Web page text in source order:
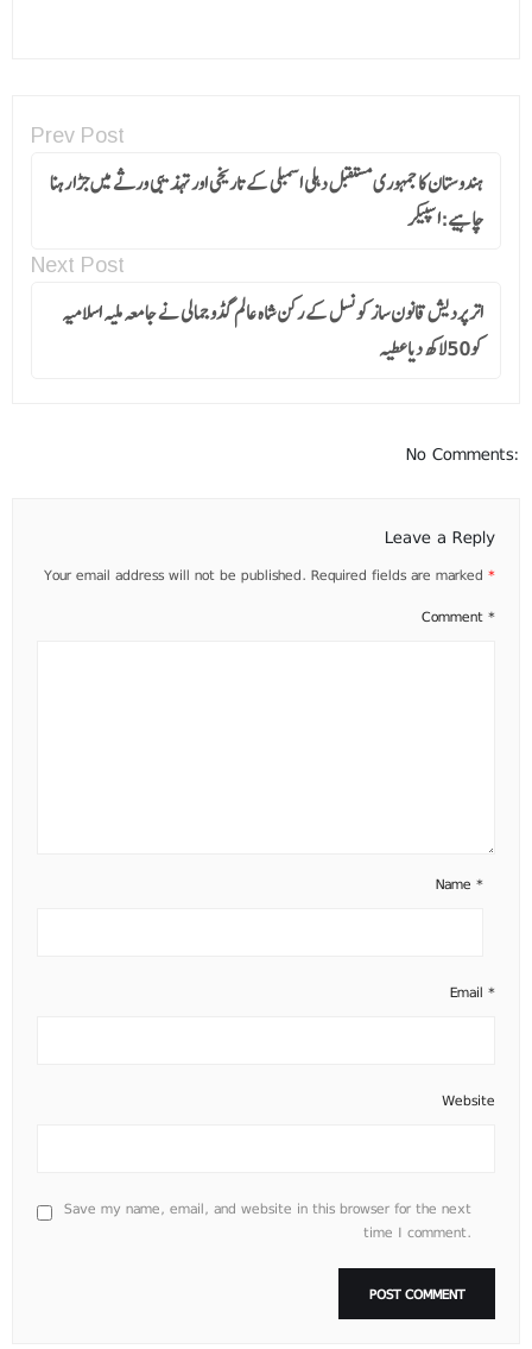
Prev Post
ہندوستان کا جمہوری مستقبل دہلی اسمبلی کے تاریخی اور تہذیبی ورثے میں جڑا رہنا
چاہیے:اسپیکر
Next Post
اتر پردیش قانون ساز کونسل کے رکن شاہ عالم گڈو جمالی نے جامعہ ملیہ اسلامیہ
کو50لاکھ دیاعطیہ
No Comments:
Leave a Reply
Your email address will not be published. Required fields are marked *
Comment *
Name *
Email *
Website
Save my name, email, and website in this browser for the next
time I comment.